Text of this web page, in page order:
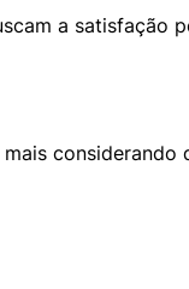
a satisfação
considerando